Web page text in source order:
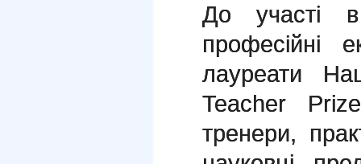
До участі в
професійні
лауреати
Teacher
тренери,